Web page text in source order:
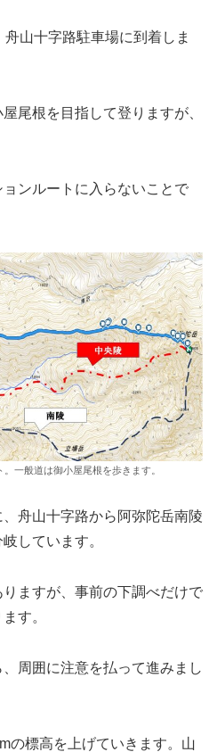
山十字路駐車場に到着しま
尾根を目指して登りますが、
ンルートに入らないことで
一般道は御小屋尾根を歩きます。
舟山十字路から阿弥陀岳南陵
しています。
ますが、事前の下調べだけで
す。
周囲に注意を払って進みまし
の標高を上げていきます。山